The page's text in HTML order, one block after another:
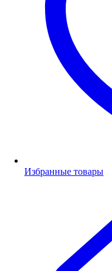
Избранные товары